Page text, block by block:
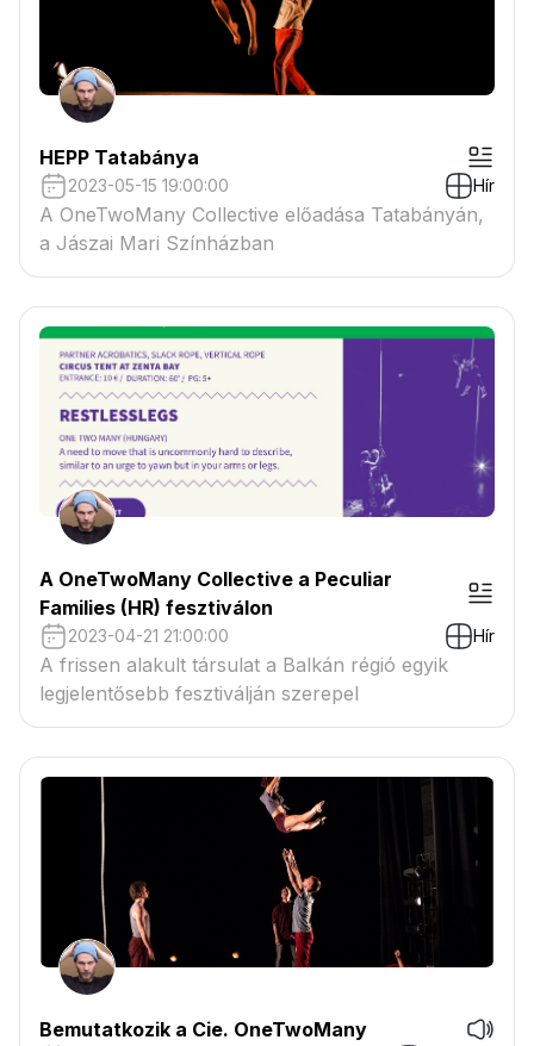
HEPP Tatabánya
2023-05-15 19:00:00 Hír
A OneTwoMany Collective előadása Tatabányán,
a Jászai Mari Színházban
A OneTwoMany Collective a Peculiar
Families (HR) fesztiválon
2023-04-21 21:00:00 Hír
A frissen alakult társulat a Balkán régió egyik
legjelentősebb fesztiválján szerepel
Bemutatkozik a Cie. OneTwoMany